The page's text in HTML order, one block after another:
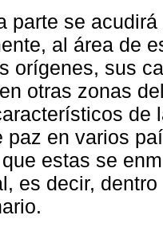
parte se
al área de
orígenes, sus
otras zonas
de
paz en varios
estas se
es decir,